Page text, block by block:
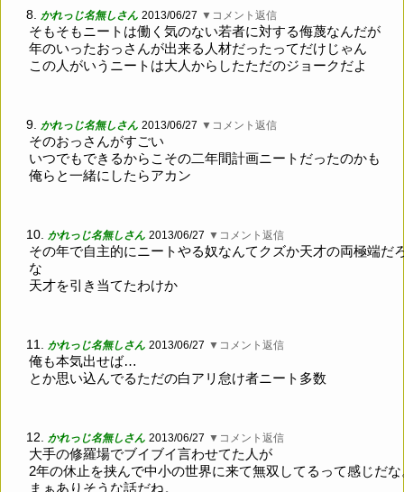
8. かれっじ名無しさん 2013/06/27 ▼コメント返信
そもそもニートは働く気のない若者に対する侮蔑なんだが
年のいったおっさんが出来る人材だったってだけじゃん
この人がいうニートは大人からしたただのジョークだよ
9. かれっじ名無しさん 2013/06/27 ▼コメント返信
そのおっさんがすごい
いつでもできるからこその二年間計画ニートだったのかも
俺らと一緒にしたらアカン
10. かれっじ名無しさん 2013/06/27 ▼コメント返信
その年で自主的にニートやる奴なんてクズか天才の両極端だ
な
天才を引き当てたわけか
11. かれっじ名無しさん 2013/06/27 ▼コメント返信
俺も本気出せば…
とか思い込んでるただの白アリ怠け者ニート多数
12. かれっじ名無しさん 2013/06/27 ▼コメント返信
大手の修羅場でブイブイ言わせてた人が
2年の休止を挟んで中小の世界に来て無双してるって感じだな
まぁありそうな話だね。